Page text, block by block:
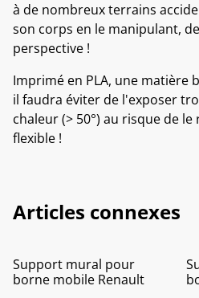
à de nombreux terrains
son corps en le manipulant,
perspective !
Imprimé en PLA, une matière
il faudra éviter de l'exposer
chaleur (> 50°) au risque de
flexible !
Articles connexes
Support mural pour
borne mobile Renault